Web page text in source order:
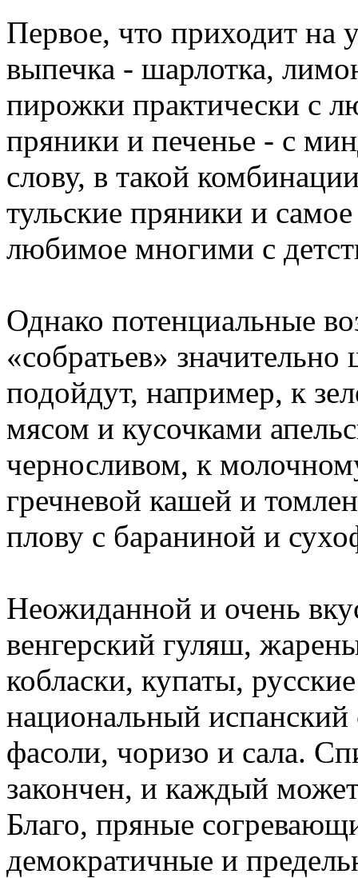
Первое, что приходит на
выпечка - шарлотка,
пирожки практически с
пряники и печенье - с
слову, в такой
тульские пряники и
любимое многими с
Однако потенциальные
«собратьев»
подойдут, например, к
мясом и кусочками
черносливом, к
гречневой кашей и
плову с бараниной и
Неожиданной и очень
венгерский гуляш,
кобласки, купаты,
национальный
фасоли, чоризо и сала.
закончен, и каждый
Благо, пряные
демократичные и